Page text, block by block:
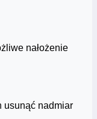
nałożenie
usunąć nadmiar